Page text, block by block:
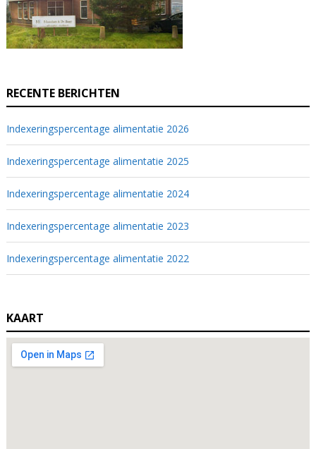
RECENTE BERICHTEN
Indexeringspercentage alimentatie 2026
Indexeringspercentage alimentatie 2025
Indexeringspercentage alimentatie 2024
Indexeringspercentage alimentatie 2023
Indexeringspercentage alimentatie 2022
KAART